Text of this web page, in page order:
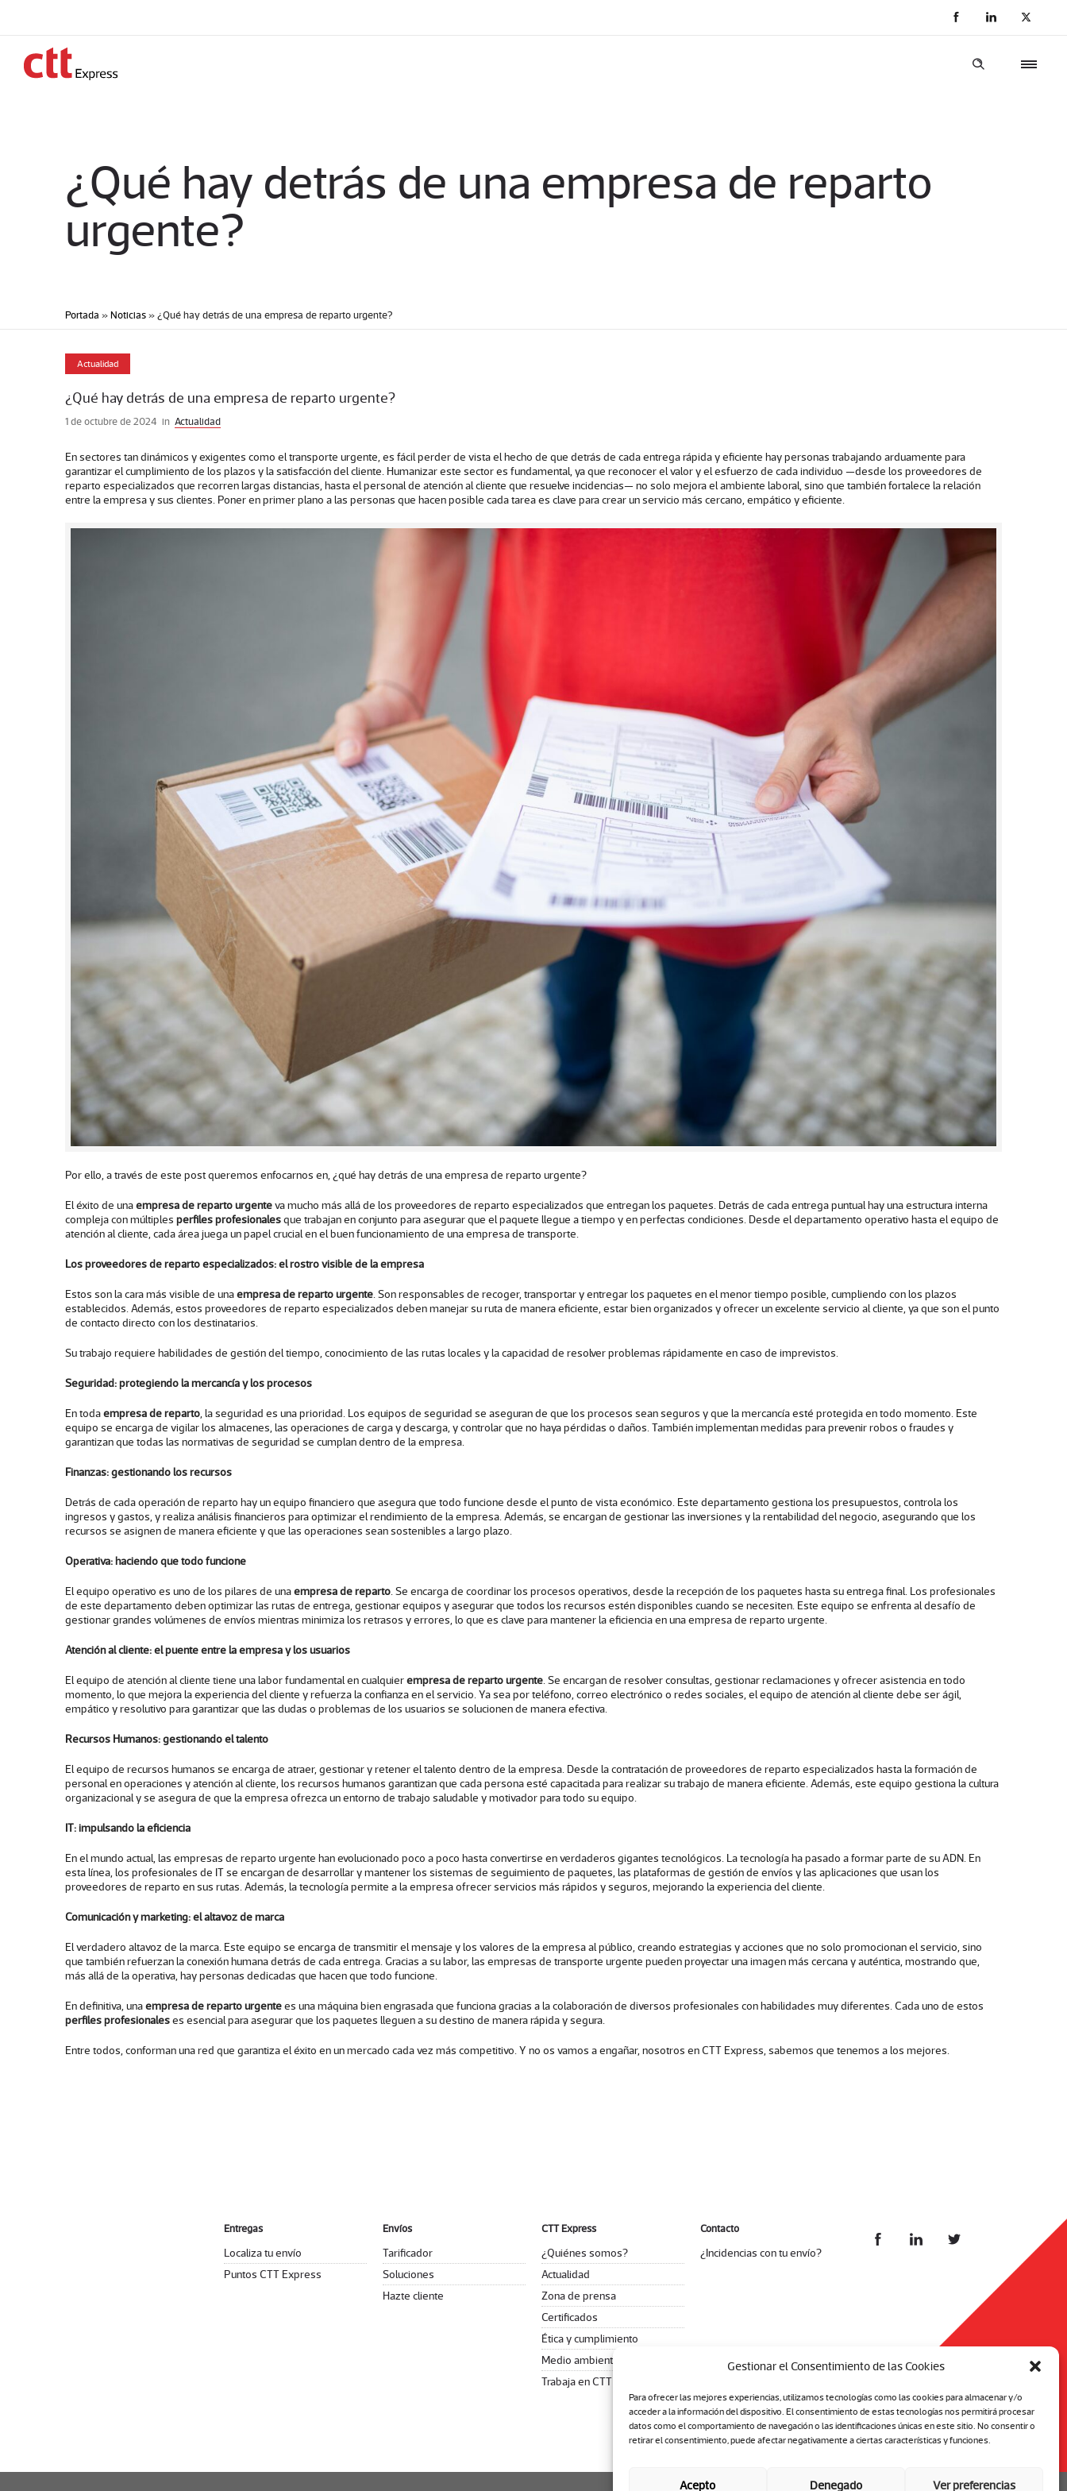
Gestionar el Consentimiento de las Cookies
Para ofrecer las mejores experiencias, utilizamos tecnologías como las cookies para almacenar y/o
acceder a la información del dispositivo. El consentimiento de estas tecnologías nos permitirá procesar
datos como el comportamiento de navegación o las identificaciones únicas en este sitio. No consentir o
retirar el consentimiento, puede afectar negativamente a ciertas características y funciones.
Acepto Denegado Ver preferencias
¿Qué hay detrás de una empresa de reparto
urgente?
Portada » Noticias » ¿Qué hay detrás de una empresa de reparto urgente?
Actualidad
¿Qué hay detrás de una empresa de reparto urgente?
1 de octubre de 2024 in Actualidad
En sectores tan dinámicos y exigentes como el transporte urgente, es fácil perder de vista el hecho de que detrás de cada entrega rápida y eficiente hay personas trabajando arduamente para
garantizar el cumplimiento de los plazos y la satisfacción del cliente. Humanizar este sector es fundamental, ya que reconocer el valor y el esfuerzo de cada individuo —desde los proveedores de
reparto especializados que recorren largas distancias, hasta el personal de atención al cliente que resuelve incidencias— no solo mejora el ambiente laboral, sino que también fortalece la relación
entre la empresa y sus clientes. Poner en primer plano a las personas que hacen posible cada tarea es clave para crear un servicio más cercano, empático y eficiente.
Por ello, a través de este post queremos enfocarnos en, ¿qué hay detrás de unaempresa de reparto urgente?
El éxito de unaempresa de reparto urgenteva mucho más allá de los proveedores de reparto especializados que entregan los paquetes. Detrás de cada entrega puntual hay una estructura interna
compleja con múltiples perfiles profesionalesque trabajan en conjunto para asegurar que el paquete llegue a tiempo y en perfectas condiciones. Desde el departamento operativo hasta el equipo de
atención al cliente, cada área juega un papel crucial en el buen funcionamiento de una empresa de transporte.
Los proveedores de reparto especializados: el rostro visible de la empresa
Estos son la cara más visible de unaempresa de reparto urgente Son responsables de recoger, transportar y entregar los paquetes en el menor tiempo posible, cumpliendo con los plazos
establecidos. Además, estos proveedores de reparto especializados deben manejar su ruta de manera eficiente, estar bien organizados y ofrecer un excelente servicio al cliente, ya que son el punto
de contacto directo con los destinatarios.
Su trabajo requiere habilidades de gestión del tiempo, conocimiento de las rutas locales y la capacidad de resolver problemas rápidamente en caso de imprevistos.
Seguridad: protegiendo la mercancía y los procesos
En todaempresa de reparto , la seguridad es una prioridad. Los equipos de seguridad se aseguran de que los procesos sean seguros y que la mercancía esté protegida en todo momento. Este
equipo se encarga de vigilar los almacenes, las operaciones de carga y descarga, y controlar que no haya pérdidas o daños. También implementan medidas para prevenir robos o fraudes y
garantizan que todas las normativas de seguridad se cumplan dentro de la empresa.
Finanzas: gestionando los recursos
Detrás de cada operación de reparto hay un equipo financiero que asegura que todo funcione desde el punto de vista económico. Este departamento gestiona los presupuestos, controla los
ingresos y gastos, y realiza análisis financieros para optimizar el rendimiento de la empresa. Además, se encargan de gestionar las inversiones y la rentabilidad del negocio, asegurando que los
recursos se asignen de manera eficiente y que las operaciones sean sostenibles a largo plazo.
Operativa: haciendo que todo funcione
El equipo operativo es uno de los pilares de unaempresa de reparto . Se encarga de coordinar los procesos operativos, desde la recepción de los paquetes hasta su entrega final. Los profesionales
de este departamento deben optimizar las rutas de entrega, gestionar equipos y asegurar que todos los recursos estén disponibles cuando se necesiten. Este equipo se enfrenta al desafío de
gestionar grandes volúmenes de envíos mientras minimiza los retrasos y errores, lo que es clave para mantener la eficiencia en unaempresa de reparto urgente.
Atención al cliente: el puente entre la empresa y los usuarios
El equipo de atención al cliente tiene una labor fundamental en cualquierempresa de reparto urgente . Se encargan de resolver consultas, gestionar reclamaciones y ofrecer asistencia en todo
momento, lo que mejora la experiencia del cliente y refuerza la confianza en el servicio. Ya sea por teléfono, correo electrónico o redes sociales, el equipo de atención al cliente debe ser ágil,
empático y resolutivo para garantizar que las dudas o problemas de los usuarios se solucionen de manera efectiva.
Recursos Humanos: gestionando el talento
El equipo de recursos humanos se encarga de atraer, gestionar y retener el talento dentro de la empresa. Desde la contratación de proveedores de reparto especializados hasta la formación de
personal en operaciones y atención al cliente, los recursos humanos garantizan que cada persona esté capacitada para realizar su trabajo de manera eficiente. Además, este equipo gestiona la cultura
organizacional y se asegura de que la empresa ofrezca un entorno de trabajo saludable y motivador para todo su equipo.
IT: impulsando la eficiencia
En el mundo actual, las empresas de reparto urgente han evolucionado poco a poco hasta convertirse en verdaderos gigantes tecnológicos. La tecnología ha pasado a formar parte de su ADN. En
esta línea, los profesionales de IT se encargan de desarrollar y mantener los sistemas de seguimiento de paquetes, las plataformas de gestión de envíos y las aplicaciones que usan los
proveedores de reparto en sus rutas. Además, la tecnología permite a la empresa ofrecer servicios más rápidos y seguros, mejorando la experiencia del cliente.
Comunicación y marketing: el altavoz de marca
El verdadero altavoz de la marca. Este equipo se encarga de transmitir el mensaje y los valores de la empresa al público, creando estrategias y acciones que no solo promocionan el servicio, sino
que también refuerzan la conexión humana detrás de cada entrega. Gracias a su labor, las empresas de transporte urgente pueden proyectar una imagen más cercana y auténtica, mostrando que,
más allá de la operativa, hay personas dedicadas que hacen que todo funcione.
En definitiva, unaempresa de reparto urgentees una máquina bien engrasada que funciona gracias a la colaboración de diversos profesionales con habilidades muy diferentes. Cada uno de estos
perfiles profesionaleses esencial para asegurar que los paquetes lleguen a su destino de manera rápida y segura.
Entre todos, conforman una red que garantiza el éxito en un mercado cada vez más competitivo. Y no os vamos a engañar, nosotros en CTT Express, sabemos que tenemos a los mejores.
Entregas
Localiza tu envío
Puntos CTT Express
Envíos
Tarificador
Soluciones
Hazte cliente
CTT Express
¿Quiénes somos?
Actualidad
Zona de prensa
Certificados
Ética y cumplimiento
Medio ambiente
Trabaja en CTT Express
Contacto
¿Incidencias con tu envío?